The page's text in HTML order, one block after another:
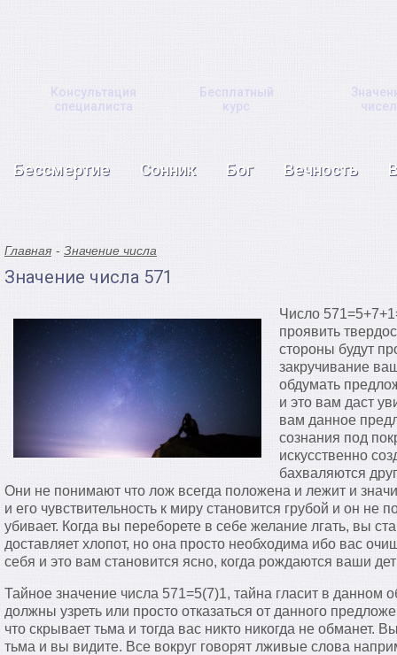
Консультация
специалиста
Бесплатный
курс
чисел
Бессмертие Сонник Бог Вечность
Главная Значение числа
Значение числа 571
Число
проявить
стороны будут
закручивание
обдумать
и это вам даст
вам данное
сознания под
искусственно
бахваляются
Они не понимают что лож всегда положена и лежит и
и его чувствительность к миру становится грубой и он не
убивает. Когда вы переборете в себе желание лгать, вы
доставляет хлопот, но она просто необходима ибо вас
себя и это вам становится ясно, когда рождаются ваши
Тайное значение числа 571=5(7)1, тайна гласит в данном
должны узреть или просто отказаться от данного
что скрывает тьма и тогда вас никто никогда не обманет.
тьма и вы видите. Все вокруг говорят лживые слова